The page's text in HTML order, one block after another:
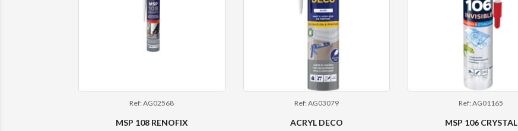
Ref: AG02568
MSP 108 RENOFIX
Ref: AG03079
ACRYL DECO
Ref: AG01165
MSP 106 CRYSTAL